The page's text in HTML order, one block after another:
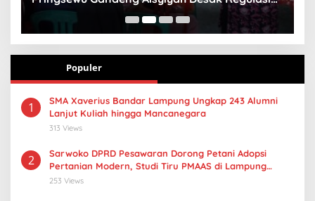
Gizi Anak
Populer
1
SMA Xaverius Bandar Lampung Ungkap 243 Alumni
Lanjut Kuliah hingga Mancanegara
313 Views
2
Sarwoko DPRD Pesawaran Dorong Petani Adopsi
Pertanian Modern, Studi Tiru PMAAS di Lampung
Tengah
253 Views